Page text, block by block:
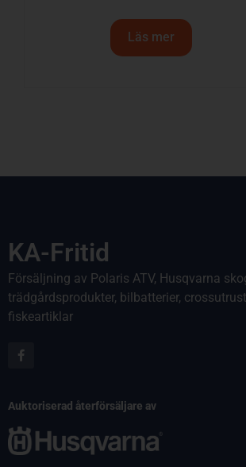
Läs mer
KA-Fritid
Försäljning av Polaris ATV, Husqvarna
trädgårdsprodukter, bilbatterier,
fiskeartiklar
Auktoriserad återförsäljare av